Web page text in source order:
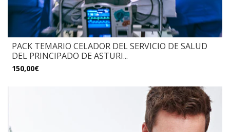
PACK TEMARIO CELADOR DEL SERVICIO DE SALUD
DEL PRINCIPADO DE ASTURI...
150,00€